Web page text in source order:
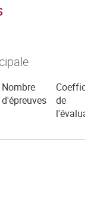
Nombre
d'épreuves
de